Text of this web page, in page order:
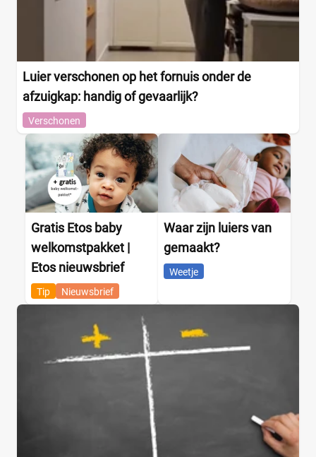
Luier verschonen op het fornuis onder de
afzuigkap: handig of gevaarlijk?
Verschonen
Gratis Etos baby
welkomstpakket |
Etos nieuwsbrief
Tip Nieuwsbrief
Waar zijn luiers van
gemaakt?
Weetje